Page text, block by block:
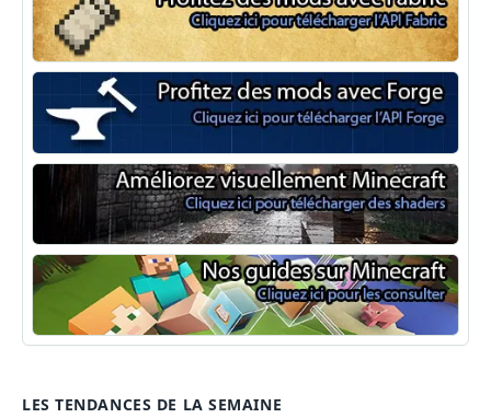
Minecraft Fabric
Minecraft Forge
Shaders Minecraft
Guide Minecraft
LES TENDANCES DE LA SEMAINE